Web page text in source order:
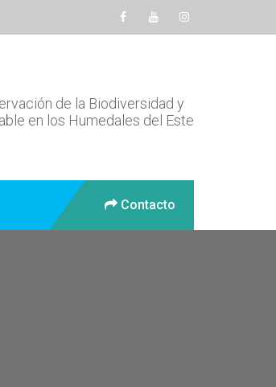
de la Biodiversidad y
en los Humedales del Este
Contacto